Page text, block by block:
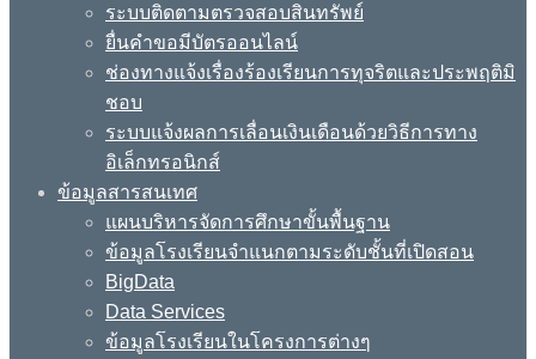
ระบบติดตามตรวจสอบสินทรัพย์
ยื่นคำขอมีบัตรออนไลน์
ช่องทางแจ้งเรื่องร้องเรียนการทุจริตและประพฤติมิ
ชอบ
ระบบแจ้งผลการเลื่อนเงินเดือนด้วยวิธีการทาง
อิเล็กทรอนิกส์
ข้อมูลสารสนเทศ
แผนบริหารจัดการศึกษาขั้นพื้นฐาน
ข้อมูลโรงเรียนจำแนกตามระดับชั้นที่เปิดสอน
BigData
Data Services
ข้อมูลโรงเรียนในโครงการต่างๆ